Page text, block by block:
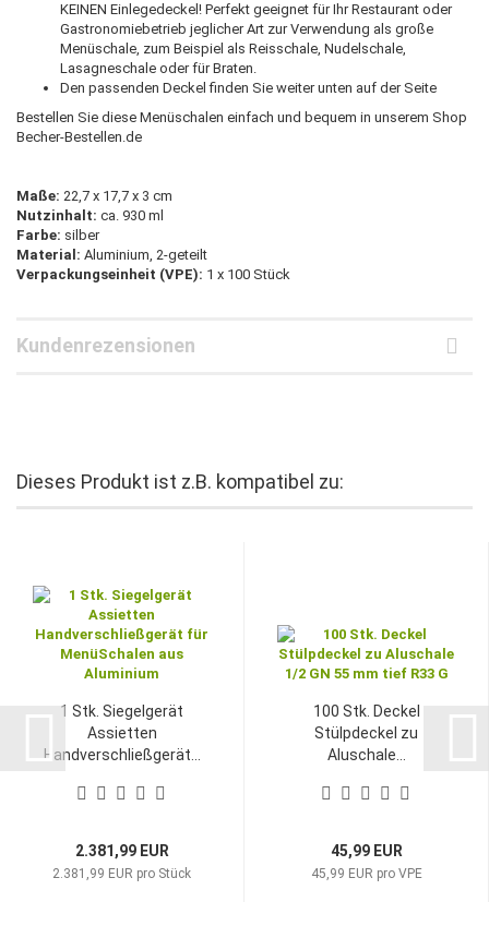
KEINEN Einlegedeckel! Perfekt geeignet für Ihr Restaurant oder
Gastronomiebetrieb jeglicher Art zur Verwendung als große
Menüschale, zum Beispiel als Reisschale, Nudelschale,
Lasagneschale oder für Braten.
Den passenden Deckel finden Sie weiter unten auf der Seite
Bestellen Sie diese Menüschalen einfach und bequem in unserem Shop
Becher-Bestellen.de
Maße: 22,7 x 17,7 x 3 cm
Nutzinhalt: ca. 930 ml
Farbe: silber
Material: Aluminium, 2-geteilt
Verpackungseinheit (VPE): 1 x 100 Stück
Kundenrezensionen
Dieses Produkt ist z.B. kompatibel zu:
1 Stk. Siegelgerät
Assietten
Handverschließgerät...
2.381,99 EUR
2.381,99 EUR pro Stück
100 Stk. Deckel
Stülpdeckel zu
Aluschale...
45,99 EUR
45,99 EUR pro VPE